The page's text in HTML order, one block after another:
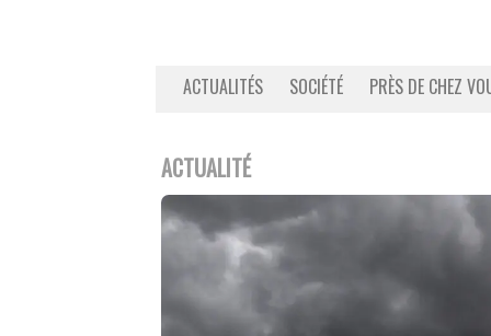
ACTUALITÉS SOCIÉTÉ PRÈS DE CHEZ
ACTUALITÉ